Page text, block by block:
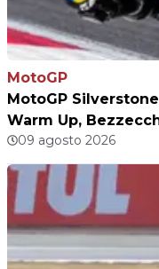
MotoGP
MotoGP
Warm Up,
09 agosto 2026